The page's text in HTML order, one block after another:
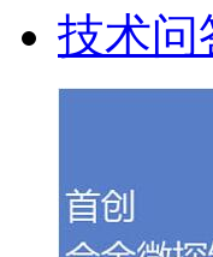
技术问